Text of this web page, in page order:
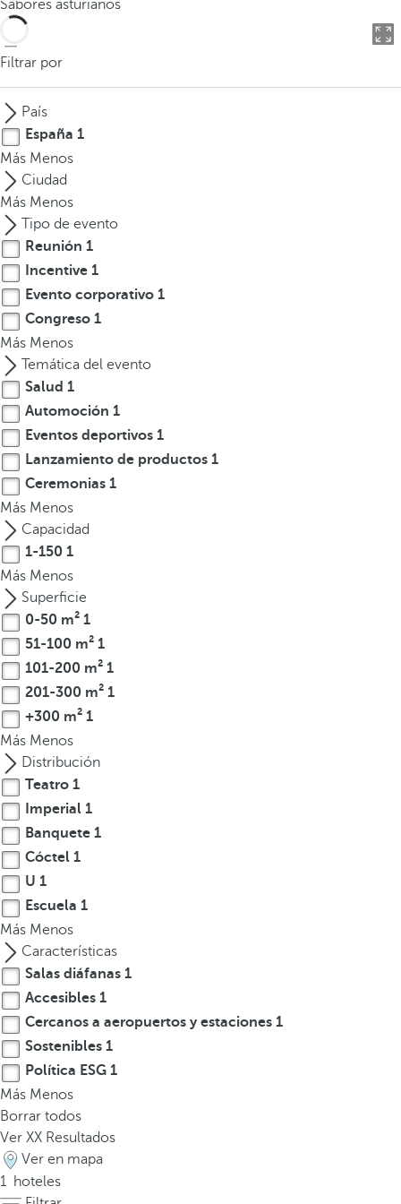
o
u
i
r
t
r
e
s
o
á
s
c
a
r
a
c
t
e
e
s
p
u
e
d
e
s
p
u
l
s
a
r
l
a
t
e
c
l
a
d
e
l
e
c
h
a
h
a
c
i
Sabores asturianos
Filtrar por
País
España 1
Más Menos
Ciudad
Más Menos
Tipo de evento
Reunión 1
Incentive 1
Evento corporativo 1
Congreso 1
Más Menos
Temática del evento
Salud 1
Automoción 1
Eventos deportivos 1
Lanzamiento de productos 1
Ceremonias 1
Más Menos
Capacidad
1-150 1
Más Menos
Superficie
0-50 m² 1
51-100 m² 1
101-200 m² 1
201-300 m² 1
+300 m² 1
Más Menos
Distribución
Teatro 1
Imperial 1
Banquete 1
Cóctel 1
U 1
Escuela 1
Más Menos
Características
Salas diáfanas 1
Accesibles 1
Cercanos a aeropuertos y estaciones 1
Sostenibles 1
Política ESG 1
Más Menos
Borrar todos
Ver XX Resultados
Ver en mapa
1 hoteles